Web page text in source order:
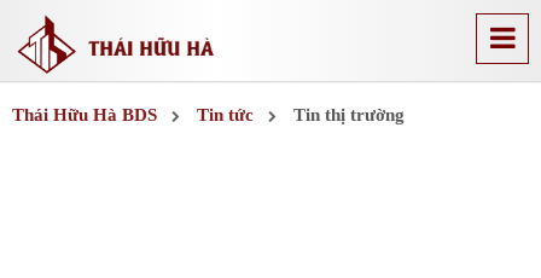
Thái Hữu Hà BDS Tin tức Tin thị trường